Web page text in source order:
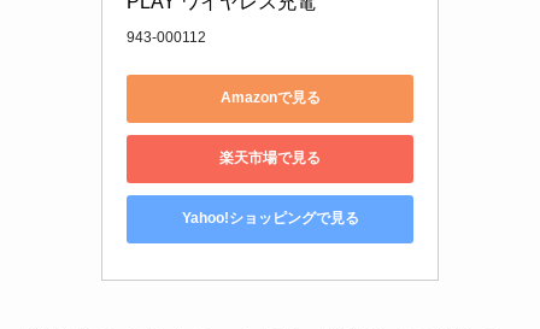
943-000112
Amazonで見る
楽天市場で見る
Yahoo!ショッピングで見る